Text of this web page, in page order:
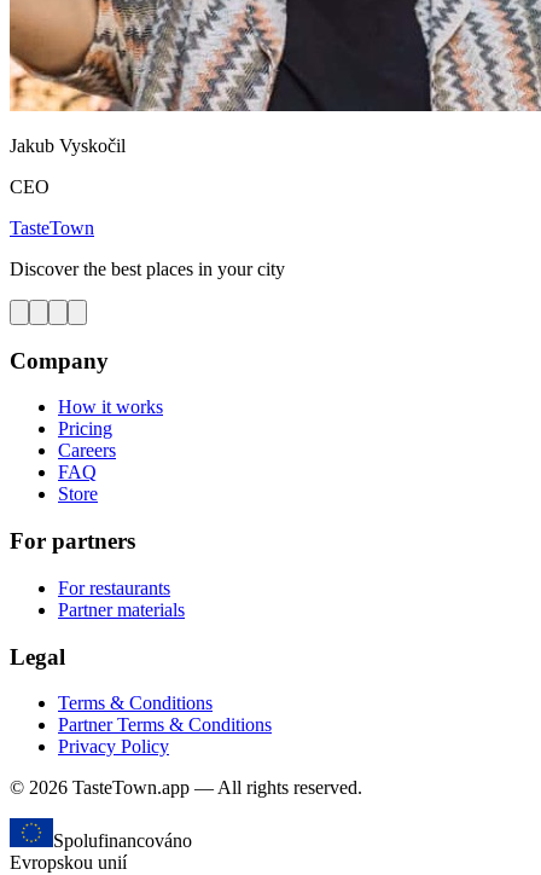
Jakub Vyskočil
CEO
TasteTown
Discover the best places in your city
Company
How it works
Pricing
Careers
FAQ
Store
For partners
For restaurants
Partner materials
Legal
Terms & Conditions
Partner Terms & Conditions
Privacy Policy
© 2026 TasteTown.app — All rights reserved.
Spolufinancováno
Evropskou unií